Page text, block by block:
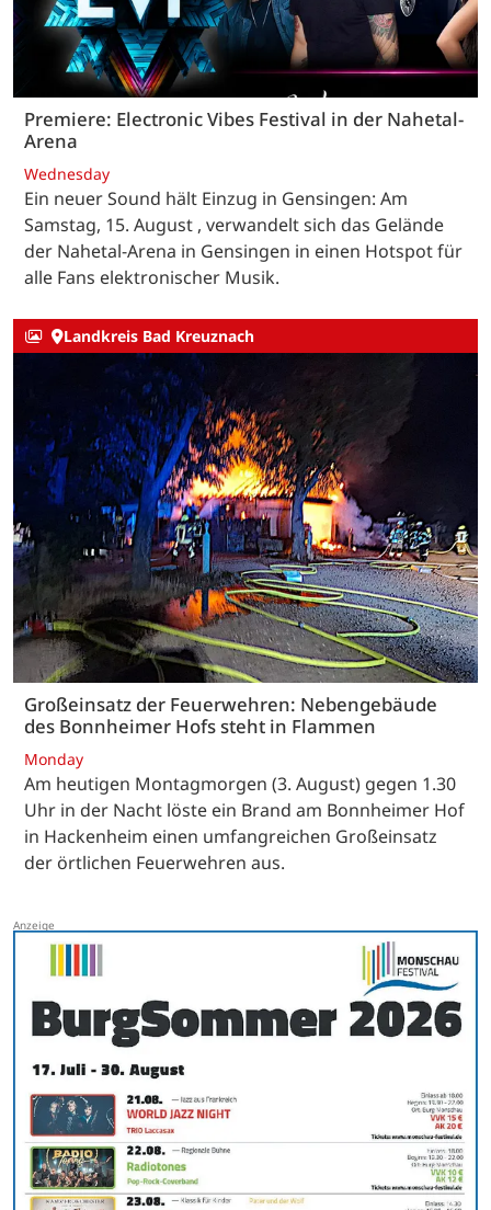
Premiere: Electronic Vibes Festival in der Nahetal-
Arena
Wednesday
Ein neuer Sound hält Einzug in Gensingen: Am
Samstag, 15. August , verwandelt sich das Gelände
der Nahetal-Arena in Gensingen in einen Hotspot für
alle Fans elektronischer Musik.
Landkreis Bad Kreuznach
Großeinsatz der Feuerwehren: Nebengebäude
des Bonnheimer Hofs steht in Flammen
Monday
Am heutigen Montagmorgen (3. August) gegen 1.30
Uhr in der Nacht löste ein Brand am Bonnheimer Hof
in Hackenheim einen umfangreichen Großeinsatz
der örtlichen Feuerwehren aus.